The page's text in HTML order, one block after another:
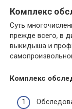
Комплекс
Суть
прежде всего, в
выкидыша и
Комплекс